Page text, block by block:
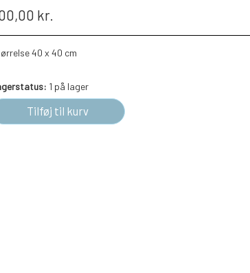
kr.
40 x 40 cm
1 på lager
Tilføj til kurv